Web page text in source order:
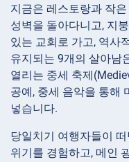
지금은 레스토랑과 작
성벽을 돌아다니고, 지
있는 교회로 가고, 역사
유지되는 9개의 살아남
열리는 중세 축제
공예, 중세 음악을 통해
넣습니다.
당일치기 여행자들이
위기를 경험하고, 메인